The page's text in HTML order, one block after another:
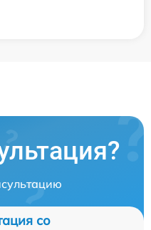
со